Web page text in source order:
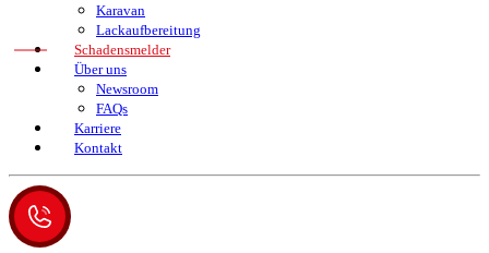
Karavan
Lackaufbereitung
Schadensmelder
Über uns
Newsroom
FAQs
Karriere
Kontakt